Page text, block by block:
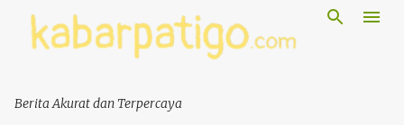
Berita Akurat dan Terpercaya